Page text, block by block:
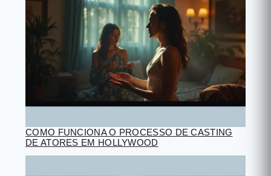
COMO FUNCIONA O PROCESSO DE CASTING
DE ATORES EM HOLLYWOOD